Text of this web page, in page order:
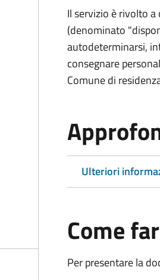
Il servizio è rivolto
(denominato
autodeterminarsi,
consegnare
Comune di
Ulteriori
Come
Per presentare la